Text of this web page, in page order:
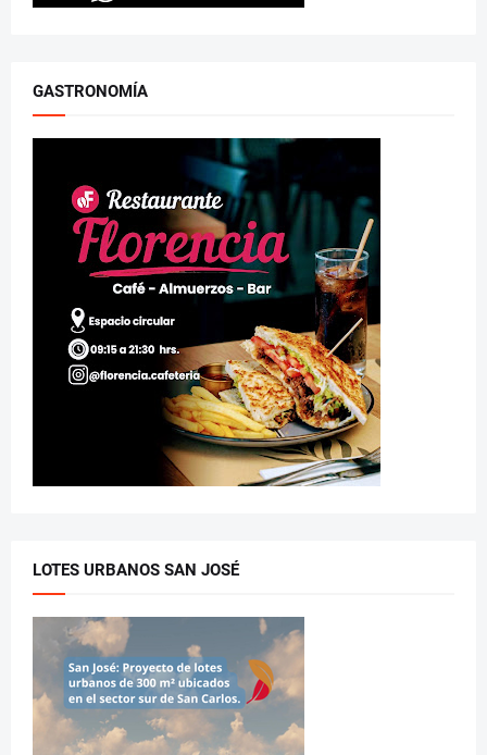
GASTRONOMÍA
LOTES URBANOS SAN JOSÉ